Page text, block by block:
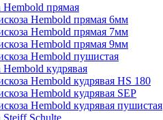
Hembold прямая
Hembold прямая 6мм
Hembold прямая 7мм
Hembold прямая 9мм
Hembold пушистая
Hembold кудрявая
Hembold кудрявая HS 180
Hembold кудрявая SEP
Hembold кудрявая пушистая
Steiff Schulte